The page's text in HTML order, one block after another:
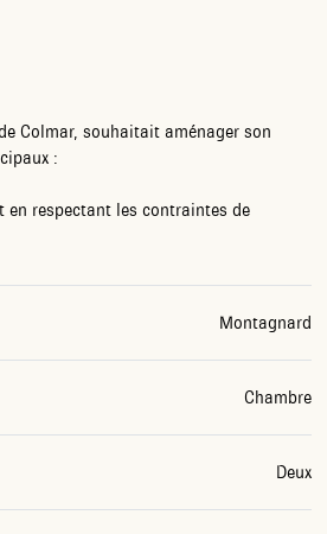
Colmar, souhaitait aménager son
:
respectant les contraintes de
Montagnard
Chambre
Deux